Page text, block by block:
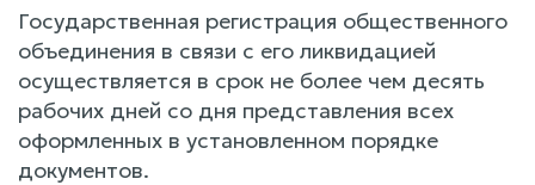
Государственная регистрация общественного
объединения в связи с его ликвидацией
осуществляется в срок не более чем десять
рабочих дней со дня представления всех
оформленных в установленном порядке
документов.